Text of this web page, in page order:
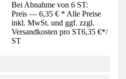
Bei Abnahme von 6 ST:
Preis — 6,35 € * Alle Preise
inkl. MwSt. und ggf. zzgl.
Versandkosten pro ST6,35 €*/
ST